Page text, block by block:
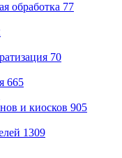
обработка 77
70
665
и киосков 905
1309